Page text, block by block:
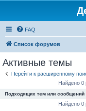
FAQ
Список форумов
Активные темы
Перейти к расширенному
Найдено 0
Подходящих тем или сообщений
Найдено 0